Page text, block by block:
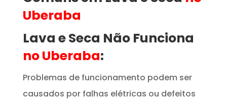
Uberaba
Lava e Seca Não Funciona
no Uberaba:
Problemas de funcionamento podem ser
causados por falhas elétricas ou defeitos